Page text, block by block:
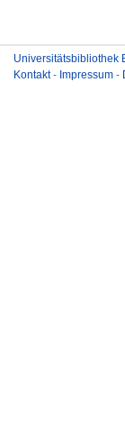
Universitätsbibliothek
Kontakt- Impressum -